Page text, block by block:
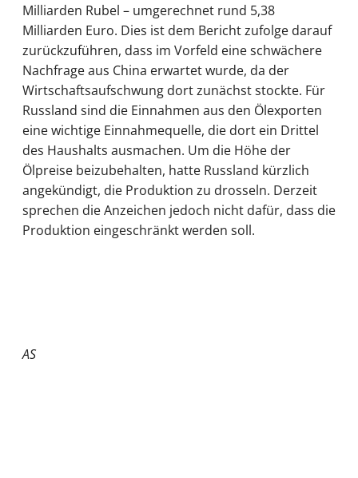
Milliarden Rubel – umgerechnet rund 5,38
Milliarden Euro. Dies ist dem Bericht zufolge darauf
zurückzuführen, dass im Vorfeld eine schwächere
Nachfrage aus China erwartet wurde, da der
Wirtschaftsaufschwung dort zunächst stockte. Für
Russland sind die Einnahmen aus den Ölexporten
eine wichtige Einnahmequelle, die dort ein Drittel
des Haushalts ausmachen. Um die Höhe der
Ölpreise beizubehalten, hatte Russland kürzlich
angekündigt, die Produktion zu drosseln. Derzeit
sprechen die Anzeichen jedoch nicht dafür, dass die
Produktion eingeschränkt werden soll.
AS